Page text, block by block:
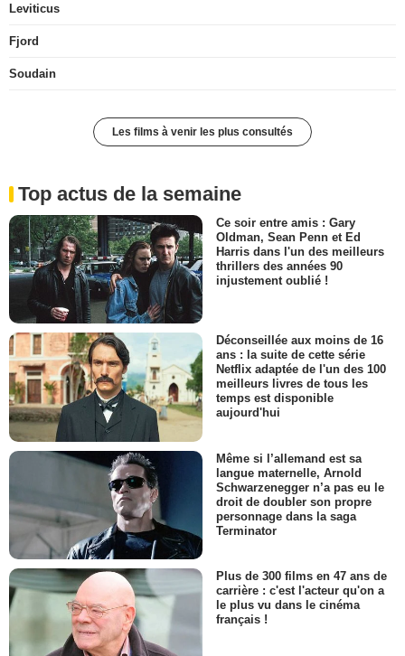
Leviticus
Fjord
Soudain
Les films à venir les plus consultés
Top actus de la semaine
Ce soir entre amis : Gary
Oldman, Sean Penn et Ed
Harris dans l'un des meilleurs
thrillers des années 90
injustement oublié !
Déconseillée aux moins de 16
ans : la suite de cette série
Netflix adaptée de l'un des 100
meilleurs livres de tous les
temps est disponible
aujourd'hui
Même si l’allemand est sa
langue maternelle, Arnold
Schwarzenegger n’a pas eu le
droit de doubler son propre
personnage dans la saga
Terminator
Plus de 300 films en 47 ans de
carrière : c'est l'acteur qu'on a
le plus vu dans le cinéma
français !